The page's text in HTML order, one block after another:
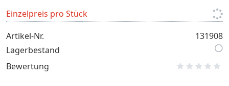
Einzelpreis pro Stück
Artikel-Nr.
131908
Lagerbestand
Bewertung